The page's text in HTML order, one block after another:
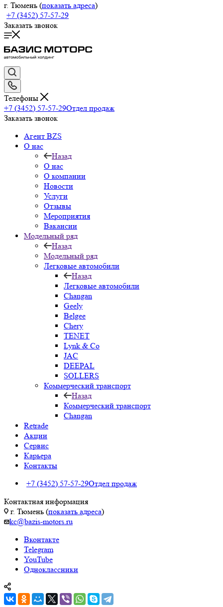
г. Тюмень (показать адреса)
+7 (3452) 57-57-29
Заказать звонок
Телефоны
+7 (3452) 57-57-29Отдел продаж
Заказать звонок
Агент BZS
О нас
Назад
О нас
О компании
Новости
Услуги
Отзывы
Мероприятия
Вакансии
Модельный ряд
Назад
Модельный ряд
Легковые автомобили
Назад
Легковые автомобили
Changan
Geely
Belgee
Chery
TENET
Lynk & Co
JAC
DEEPAL
SOLLERS
Коммерческий транспорт
Назад
Коммерческий транспорт
Changan
Retrade
Акции
Сервис
Карьера
Контакты
+7 (3452) 57-57-29Отдел продаж
Контактная информация
г. Тюмень (показать адреса)
kc@bazis-motors.ru
Вконтакте
Telegram
YouTube
Одноклассники